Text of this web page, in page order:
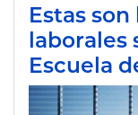
Estas
laborales
Escuela